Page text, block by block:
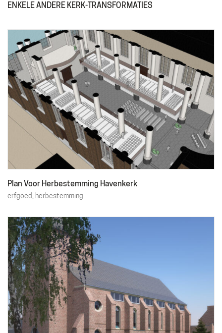
ENKELE ANDERE KERK-TRANSFORMATIES
Plan Voor Herbestemming Havenkerk
erfgoed herbestemming